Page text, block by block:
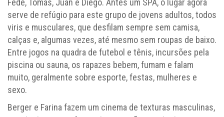
Fede, Tomás, Juan e Diego. Antes um SPA, o lugar agora
serve de refúgio para este grupo de jovens adultos, todos
viris e musculares, que desfilam sempre sem camisa,
calças e, algumas vezes, até mesmo sem roupas de baixo.
Entre jogos na quadra de futebol e tênis, incursões pela
piscina ou sauna, os rapazes bebem, fumam e falam
muito, geralmente sobre esporte, festas, mulheres e
sexo.
Berger e Farina fazem um cinema de texturas masculinas,